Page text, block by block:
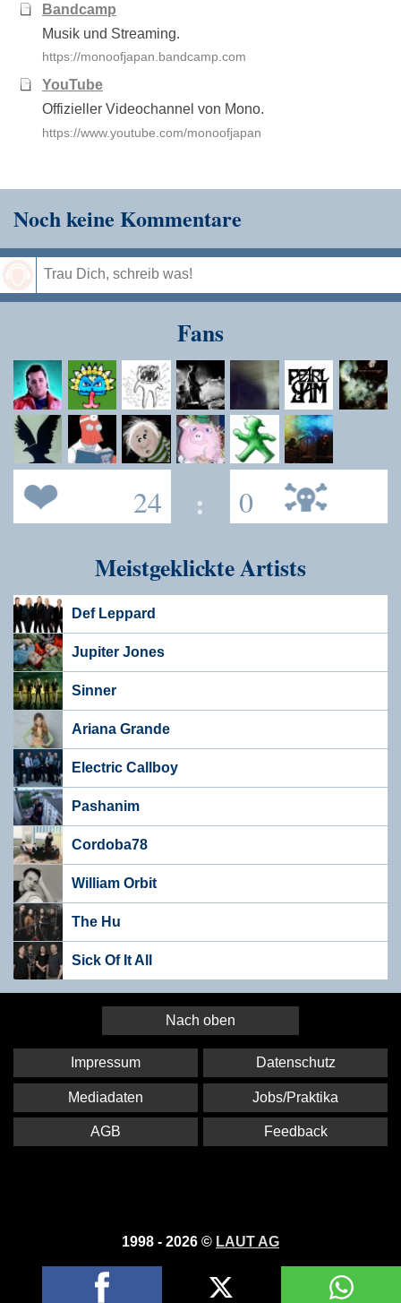
Bandcamp
Musik und Streaming.
https://monoofjapan.bandcamp.com
YouTube
Offizieller Videochannel von Mono.
https://www.youtube.com/monoofjapan
Noch keine Kommentare
Fans
24 : 0
Meistgeklickte Artists
Def Leppard
Jupiter Jones
Sinner
Ariana Grande
Electric Callboy
Pashanim
Cordoba78
William Orbit
The Hu
Sick Of It All
Nach oben
1998 - 2026 © LAUT AG
Impressum Datenschutz
Mediadaten Jobs/Praktika
AGB Feedback